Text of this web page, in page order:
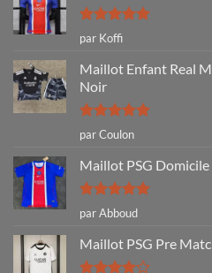
Note5sur
5
par Koffi
Maillot Enfant Real
Noir
Note5sur
5
par Coulon
Maillot PSG
Note5sur
5
par Abboud
Maillot PSG Pre